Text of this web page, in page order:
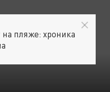
пляже: хроника